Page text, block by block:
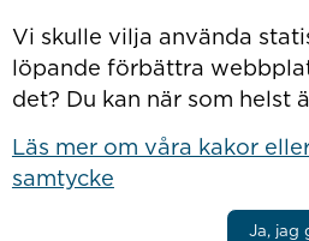
Vi skulle vilja använda
löpande förbättra
det? Du kan när som helst
Läs mer om våra kakor
samtycke
Ja, jag